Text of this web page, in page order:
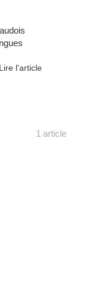
Lire l'article
1 article